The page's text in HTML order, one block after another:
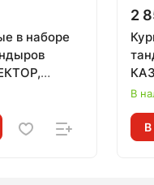
в наборе
2
В
В